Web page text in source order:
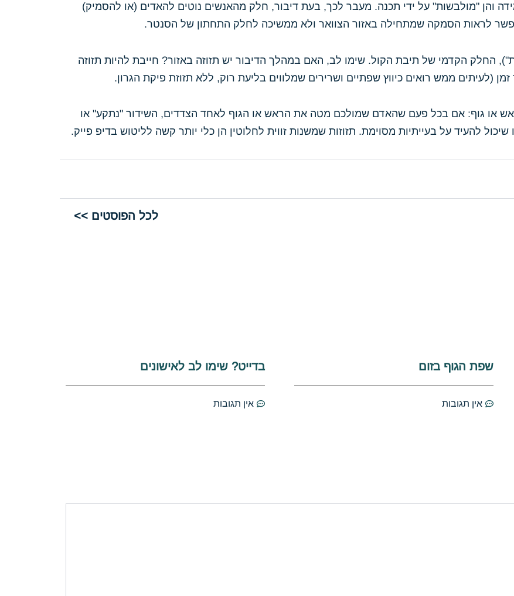
והן "מולבשות" על ידי תכנה. מעבר לכך, בעת דיבור, חלק מהאנשים נוטים להאדים (או להסמיק)
לראות הסמקה שמתחילה באזור הצוואר ולא ממשיכה לחלק התחתון של הסנטר.
החלק הקדמי של תיבת הקול. שימו לב, האם במהלך הדיבור יש תזוזה באזור? חייבת להיות תזוזה
(לעיתים ממש רואים כיווץ שפתיים ושרירים שמלווים בליעת רוק, ללא תזוזת פיקת הגרון.
ראש או גוף: אם בכל פעם שהאדם שמולכם מטה את הראש או הגוף לאחד הצדדים, השידור "נתקע" או
להעיד על בעייתיות מסוימת. תזוזות שמשנות זווית לחלוטין הן כלי יותר קשה לליטוש בדיפ פייק.
לכל הפוסטים >>
שפת הגוף בזום
אין תגובות
בדייט? שימו לב לאישונים
אין תגובות